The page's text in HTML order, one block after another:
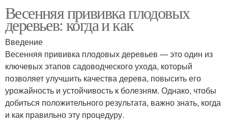
Прививка за кору Прививка в расщеп
Весенняя прививка плодовых
деревьев: когда и как
Введение
Весенняя прививка плодовых деревьев — это один из
ключевых этапов садоводческого ухода, который
позволяет улучшить качества дерева, повысить его
урожайность и устойчивость к болезням. Однако, чтобы
добиться положительного результата, важно знать, когда
и как правильно эту процедуру.